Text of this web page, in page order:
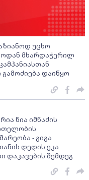
უცხო
მხარდაჭერილ
დაიწყო
ნია იმნაძის
- გიგა
დედის ეკა
დაკავების შემდეგ